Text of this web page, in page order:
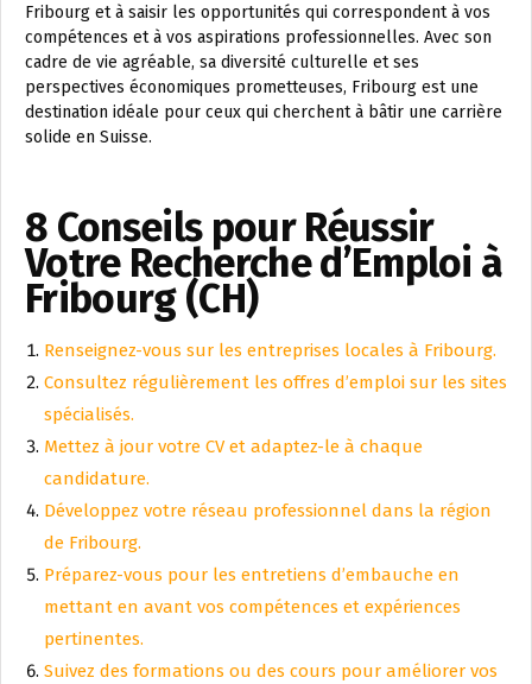
Fribourg et à saisir les opportunités qui correspondent à vos
compétences et à vos aspirations professionnelles. Avec son
cadre de vie agréable, sa diversité culturelle et ses
perspectives économiques prometteuses, Fribourg est une
destination idéale pour ceux qui cherchent à bâtir une carrière
solide en Suisse.
8 Conseils pour Réussir
Votre Recherche d’Emploi à
Fribourg (CH)
Renseignez-vous sur les entreprises locales à Fribourg.
Consultez régulièrement les offres d’emploi sur les sites
spécialisés.
Mettez à jour votre CV et adaptez-le à chaque
candidature.
Développez votre réseau professionnel dans la région
de Fribourg.
Préparez-vous pour les entretiens d’embauche en
mettant en avant vos compétences et expériences
pertinentes.
Suivez des formations ou des cours pour améliorer vos